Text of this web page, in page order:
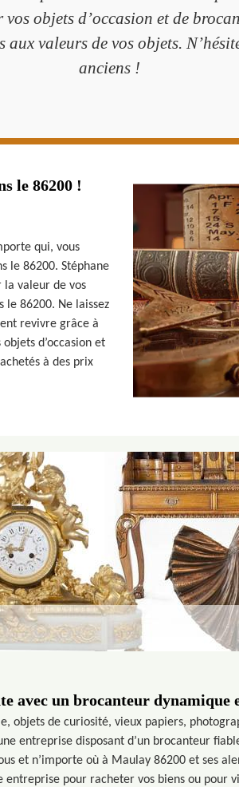
objets d’occasion et de
valeurs de vos objets.
anciens !
le 86200 !
qui, vous
le 86200. Stéphane
la valeur de vos
le 86200. Ne laissez
revivre grâce à
d’occasion et
à des prix
avec un brocanteur dynamique
objets de curiosité, vieux papiers,
entreprise disposant d’un brocanteur
et n’importe où à Maulay 86200 et ses
entreprise pour racheter vos biens ou pour